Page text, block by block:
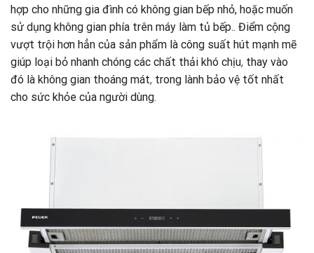
hợp cho những gia đình có không gian bếp nhỏ, hoặc muốn
sử dụng không gian phía trên máy làm tủ bếp.. Điểm cộng
vượt trội hơn hẳn của sản phẩm là công suất hút mạnh mẽ
giúp loại bỏ nhanh chóng các chất thải khó chịu, thay vào
đó là không gian thoáng mát, trong lành bảo vệ tốt nhất
cho sức khỏe của người dùng.